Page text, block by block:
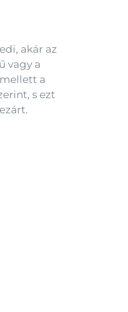
akár az
vagy a
a
s ezt